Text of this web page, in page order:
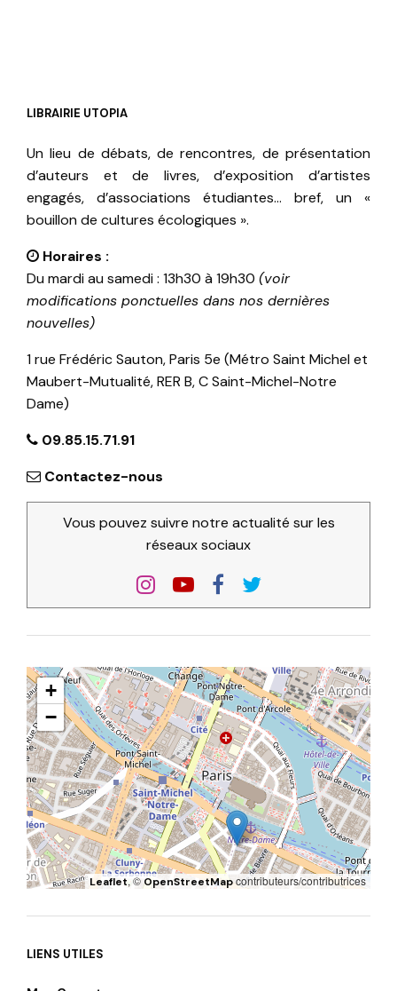
LIBRAIRIE UTOPIA
Un lieu de débats, de rencontres, de présentation
d’auteurs et de livres, d’exposition d’artistes
engagés, d’associations étudiantes… bref, un «
bouillon de cultures écologiques ».
Horaires :
Du mardi au samedi : 13h30 à 19h30 (voir
modifications ponctuelles dans nos dernières
nouvelles)
1 rue Frédéric Sauton, Paris 5e (Métro Saint Michel et
Maubert-Mutualité, RER B, C Saint-Michel-Notre
Dame)
09.85.15.71.91
Contactez-nous
Vous pouvez suivre notre actualité sur les
réseaux sociaux
+
−
Leaflet, ©OpenStreetMapcontributeurs/contributrices
LIENS UTILES